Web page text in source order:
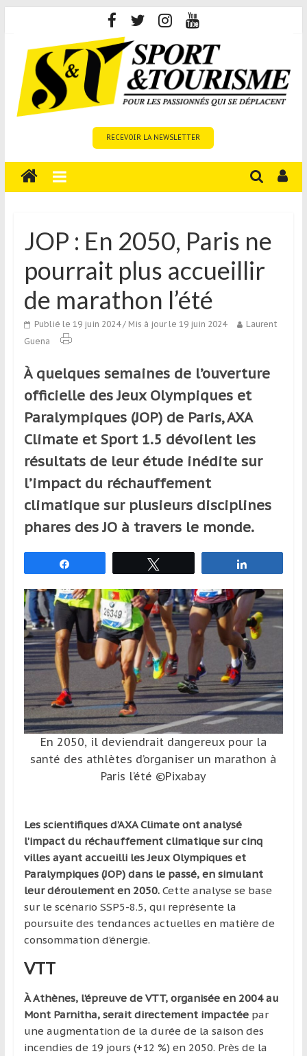
content
Tourisme
est
média
sur
tourisme
sportif
s’adresse
aux
voyageurs
ponctuels
ou
réguliers,
pratiquants,
passionnés
ou
simples
spectateurs
de
sport,
déplacent
en
France
l’étranger
assouvir
leur
passion,
découverte
culturelle
d’un
pays
d’une
région
RECEVOIR LA NEWSLETTER
JOP : En 2050, Paris ne
pourrait plus accueillir
de marathon l’été
Publié le 19 juin 2024/ Mis à jour le 19 juin 2024
Laurent
Guena
À quelques semaines de l’ouverture
officielle des Jeux Olympiques et
Paralympiques (JOP) de Paris, AXA
Climate et Sport 1.5 dévoilent les
résultats de leur étude inédite sur
l’impact du réchauffement
climatique sur plusieurs disciplines
phares des JO à travers le monde.
En 2050, il deviendrait dangereux pour la
santé des athlètes d’organiser un marathon à
Paris l’été ©Pixabay
Les scientifiques d’AXA Climate ont analysé
l’impact du réchauffement climatique sur cinq
villes ayant accueilli les Jeux Olympiques et
Paralympiques (JOP) dans le passé, en simulant
leur déroulement en 2050. Cette analyse se base
sur le scénario SSP5-8.5, qui représente la
poursuite des tendances actuelles en matière de
consommation d’énergie.
VTT
À Athènes, l’épreuve de VTT, organisée en 2004 au
Mont Parnitha, serait directement impactéepar
une augmentation de la durée de la saison des
incendies de 19 jours (+12 %) en 2050. Près de la